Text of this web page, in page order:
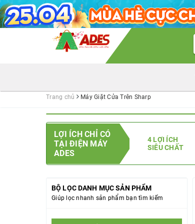
Trang chủ Máy Giặt Cửa Trên Sharp
LỢI ÍCH CHỈ CÓ
TẠI ĐIỆN MÁY
ADES
4 LỢI ÍCH
SIÊU CHẤT
BỘ LỌC DANH MỤC SẢN PHẨM
Giúp lọc nhanh sản phẩm bạn tìm kiếm